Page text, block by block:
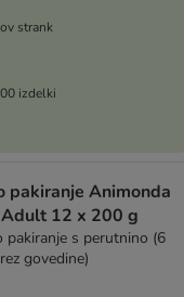
strank
izdelki
pakiranje Animonda
Adult 12 x 200 g
pakiranje s perutnino (6
govedine)